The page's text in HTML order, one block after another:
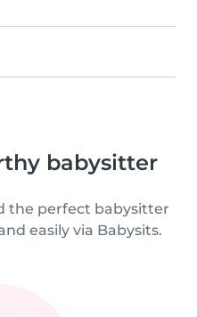
babysitter
the perfect babysitter
easily via Babysits.